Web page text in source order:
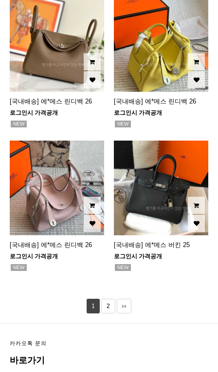
[국내배송] 에*메스 린디백 26
로그인시 가격공개
NEW
[국내배송] 에*메스 린디백 26
로그인시 가격공개
NEW
[국내배송] 에*메스 린디백 26
로그인시 가격공개
NEW
[국내배송] 에*메스 버킨 25
로그인시 가격공개
NEW
1 2
카카오톡 문의
바로가기